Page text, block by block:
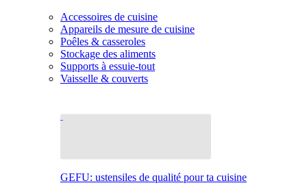
Accessoires de cuisine
Appareils de mesure de cuisine
Poêles & casseroles
Stockage des aliments
Supports à essuie-tout
Vaisselle & couverts
GEFU: ustensiles de qualité pour ta cuisine